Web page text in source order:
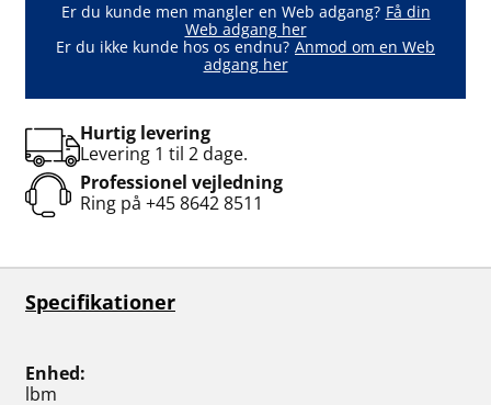
Er du kunde men mangler en Web adgang? Få din
Web adgang her
Er du ikke kunde hos os endnu? Anmod om en Web
adgang her
Hurtig levering
Levering 1 til 2 dage.
Professionel vejledning
Ring på +45 8642 8511
Specifikationer
Enhed
lbm